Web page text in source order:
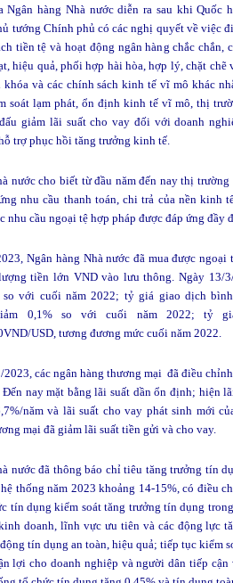
Ngân hàng Nhà nước diễn ra sau khi Quốc
tướng Chính phủ có các nghị quyết về việc
tiền tệ và hoạt động ngân hàng chắc chắn,
hiệu quả, phối hợp hài hòa, hợp lý, chặt chẽ
khóa và các chính sách kinh tế vĩ mô khác
soát lạm phát, ổn định kinh tế vĩ mô, thị
giảm lãi suất cho vay đối với doanh
trợ phục hồi tăng trưởng kinh tế.
nước cho biết từ đầu năm đến nay thị
nhu cầu thanh toán, chi trả của nền
nhu cầu ngoại tệ hợp pháp được đáp ứng đầy
Ngân hàng Nhà nước đã mua được
tiền lớn VND vào lưu thông. Ngày 13/
so với cuối năm 2022; tỷ giá giao dịch
0,1% so với cuối năm 2022; tỷ
USD, tương đương mức cuối năm 2022.​
2023, các ngân hàng thương mại đã điều
Đến nay mặt bằng lãi suất dần ổn định; hiện
năm và lãi suất cho vay phát sinh mới
mại đã giảm lãi suất tiền gửi và cho vay.
nước đã thông báo chỉ tiêu tăng trưởng tín
thống năm 2023 khoảng 14-15%, có điều
tín dụng kiểm soát tăng trưởng tín dụng
doanh, lĩnh vực ưu tiên và các động lực
tín dụng an toàn, hiệu quả; tiếp tục kiểm
lợi cho doanh nghiệp và người dân tiếp